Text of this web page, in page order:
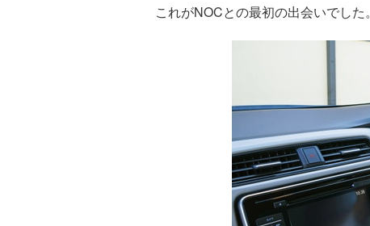
これがNOCとの最初の出会いでした。